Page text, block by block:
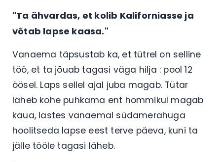
"Ta ähvardas, et kolib Kaliforniasse ja
võtab lapse kaasa."
Vanaema täpsustab ka, et tütrel on selline
töö, et ta jõuab tagasi väga hilja : pool 12
öösel. Laps sellel ajal juba magab. Tütar
läheb kohe puhkama ent hommikul magab
kaua, lastes vanaemal südamerahuga
hoolitseda lapse eest terve päeva, kuni ta
jälle tööle tagasi läheb.